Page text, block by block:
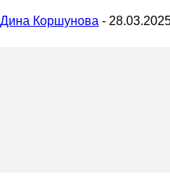
Дина Коршунова -